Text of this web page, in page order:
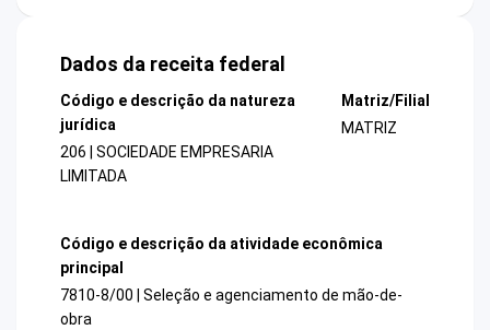
Dados da receita federal
Código e descrição da natureza
jurídica
206 | SOCIEDADE EMPRESARIA
LIMITADA
Matriz/Filial
MATRIZ
Código e descrição da atividade econômica
principal
7810-8/00 | Seleção e agenciamento de mão-de-
obra